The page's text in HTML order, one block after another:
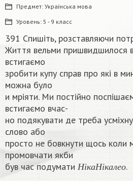
Предмет: Українська мова
Уровень: 5 - 9 класс
391 Спишіть, розставляючи
Життя вельми пришвидшилося
встигаємо
зробити купу справ про які в
можна було
и мріяти. Ми постійно
встигаємо вчас-
но подякувати де треба
слово або
просто не бовкнути щось коли
промовчати якби
був час подумати
Н і ка Н і кал е о
Нік Нік .​